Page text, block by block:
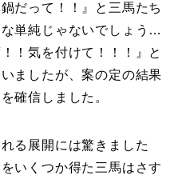
だって！！』と三馬たち
単純じゃないでしょう…
！気を付けて！！！』と
ましたが、案の定の結果
確信しました。
る展開には驚きました
いくつか得た三馬はさす